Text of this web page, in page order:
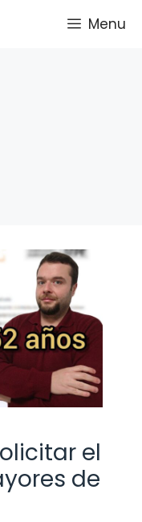
Menu
el
de